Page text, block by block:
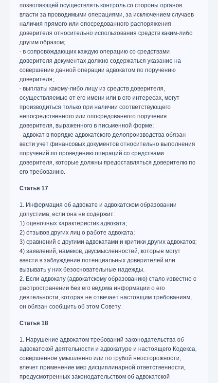
позволяющей осуществлять контроль со стороны органов
власти за проводимыми операциями, за исключением случаев
наличия прямого или опосредованного распоряжения
доверителя относительно использования средств каким-либо
другим образом;
- в сопровождающих каждую операцию со средствами
доверителя документах должно содержаться указание на
совершение данной операции адвокатом по поручению
доверителя;
- выплаты какому-либо лицу из средств доверителя,
осуществляемые от его имени или в его интересах, могут
производиться только при наличии соответствующего
непосредственного или опосредованного поручения
доверителя, выраженного в письменной форме;
- адвокат в порядке адвокатского делопроизводства обязан
вести учет финансовых документов относительно выполнения
поручений по проведению операций со средствами
доверителя, которые должны предоставляться доверителю по
его требованию.
Статья 17
1. Информация об адвокате и адвокатском образовании
допустима, если она не содержит:
1) оценочных характеристик адвоката;
2) отзывов других лиц о работе адвоката;
3) сравнений с другими адвокатами и критики других адвокатов;
4) заявлений, намеков, двусмысленностей, которые могут
ввести в заблуждение потенциальных доверителей или
вызывать у них безосновательные надежды.
2. Если адвокату (адвокатскому образованию) стало известно о
распространении без его ведома информации о его
деятельности, которая не отвечает настоящим требованиям,
он обязан сообщить об этом Совету.
Статья 18
1. Нарушение адвокатом требований законодательства об
адвокатской деятельности и адвокатуре и настоящего Кодекса,
совершенное умышленно или по грубой неосторожности,
влечет применение мер дисциплинарной ответственности,
предусмотренных законодательством об адвокатской